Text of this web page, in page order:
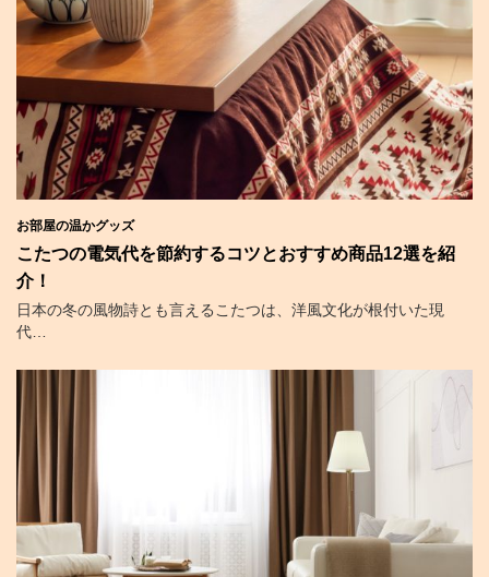
お部屋の温かグッズ
こたつの電気代を節約するコツとおすすめ商品12選を紹
介！
日本の冬の風物詩とも言えるこたつは、洋風文化が根付いた現
代…